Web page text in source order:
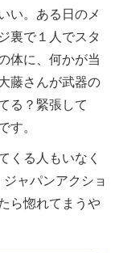
い。ある日のメ
裏で１人でスタ
体に、何かが当
藤さんが武器の
る？緊張して
す。
くる人もいなく
ャパンアクショ
ら惚れてまうや